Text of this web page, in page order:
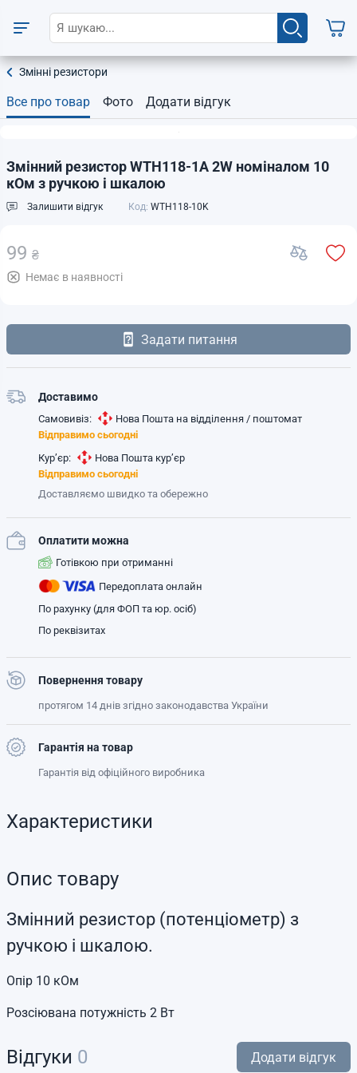
Змінні резистори
Все про товар Фото Додати відгук
Змінний резистор WTH118-1A 2W номіналом 10
кОм з ручкою і шкалою
Залишити відгук Код: WTH118-10K
99 ₴
Немає в наявності
Задати питання
Доставимо
Самовивіз:
Нова Пошта на відділення / поштомат
Відправимо сьогодні
Кур’єр:
Нова Пошта кур’єр
Відправимо сьогодні
Доставляємо швидко та обережно
Оплатити можна
Готівкою при отриманні
Передоплата онлайн
По рахунку (для ФОП та юр. осіб)
По реквізитах
Повернення товару
протягом 14 днів згідно законодавства України
Гарантія на товар
Гарантія від офіційного виробника
Характеристики
Опис товару
Змінний резистор (потенціометр) з
ручкою і шкалою.
Опір 10 кОм
Розсіювана потужність 2 Вт
Відгуки 0 Додати відгук